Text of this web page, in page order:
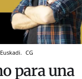
CG
para una